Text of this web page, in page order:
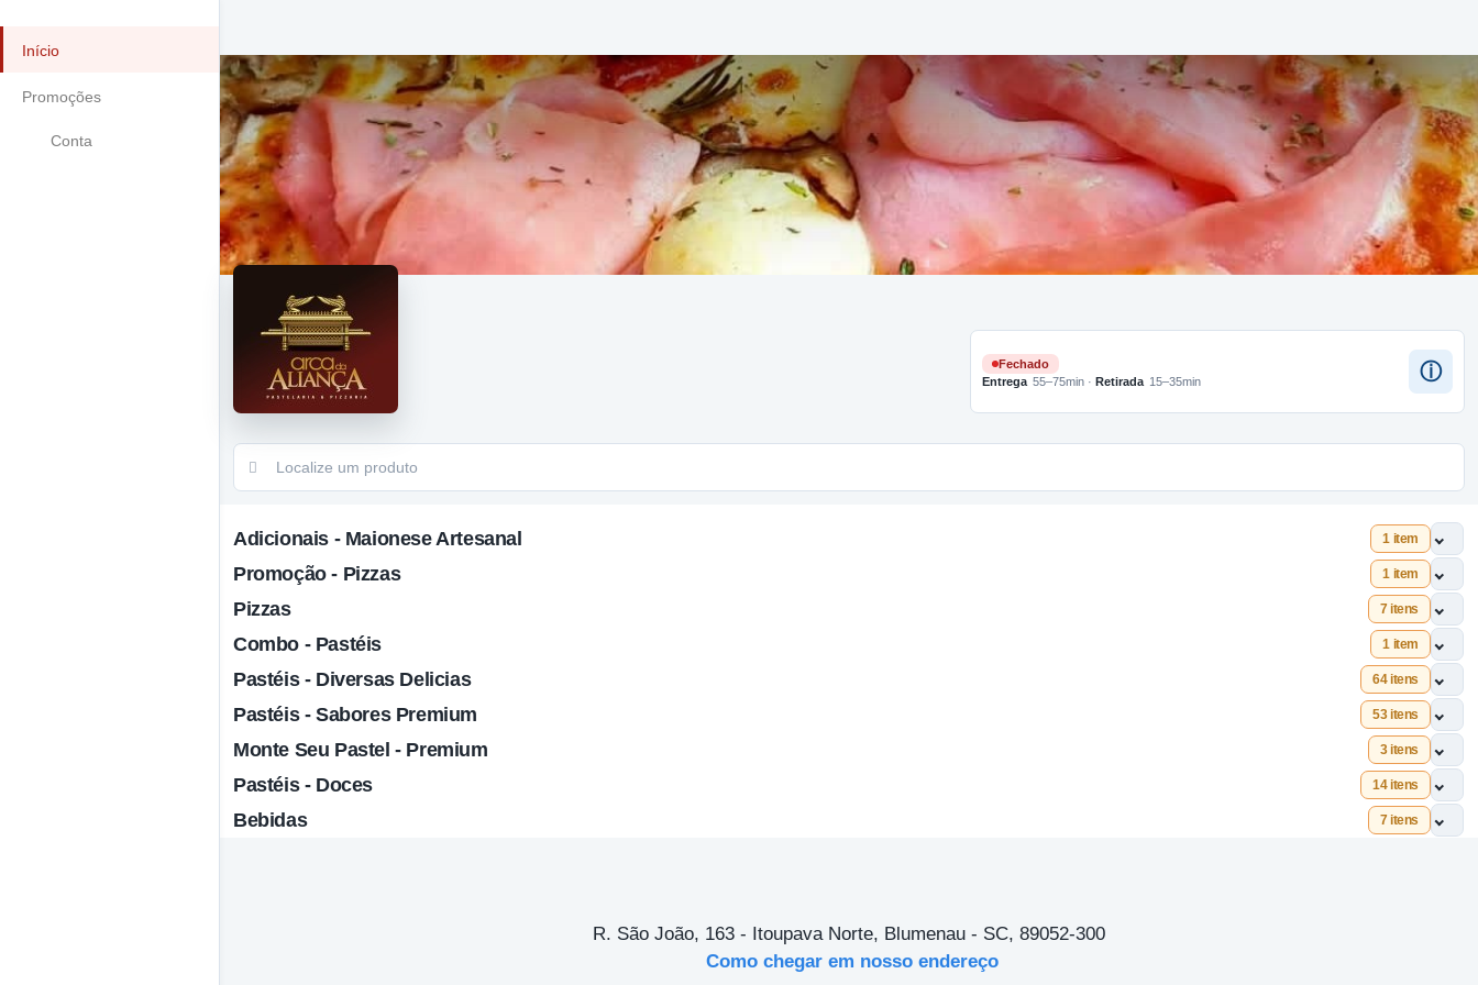
Fechado
Entrega 55–75min · Retirada 15–35min ⓘ
Adicionais - Maionese Artesanal 1 item
Promoção - Pizzas 1 item
Pizzas 7 itens
Combo - Pastéis 1 item
Pastéis - Diversas Delicias 64 itens
Pastéis - Sabores Premium 53 itens
Monte Seu Pastel - Premium 3 itens
Pastéis - Doces 14 itens
Bebidas 7 itens
R. São João, 163 - Itoupava Norte, Blumenau - SC, 89052-300
Como chegar em nosso endereço
Início
Promoções
Conta